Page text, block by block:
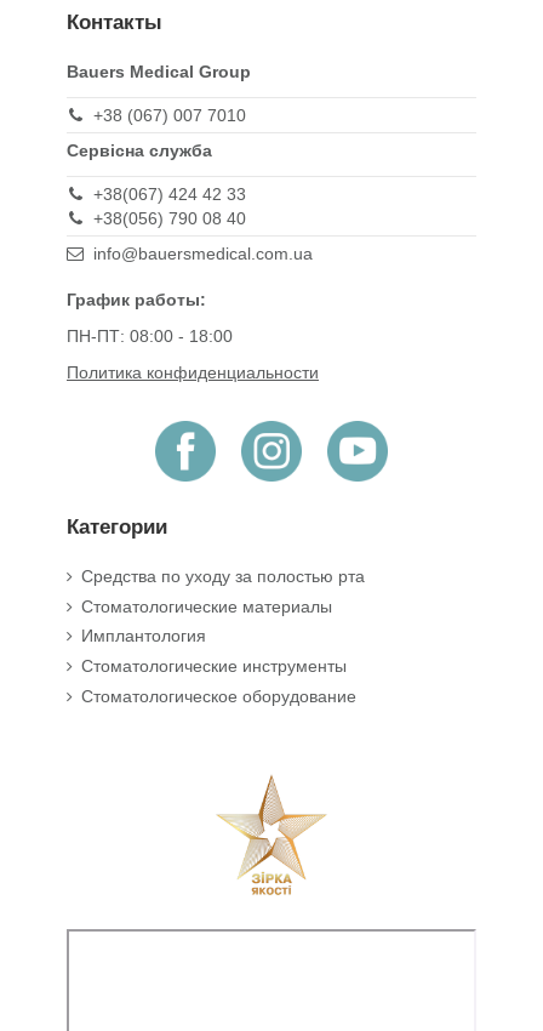
Контакты
Bauers Medical Group
+38 (067) 007 7010
Сервісна служба
+38(067) 424 42 33
+38(056) 790 08 40
info@bauersmedical.com.ua
График работы:
ПН-ПТ: 08:00 - 18:00
Политика конфиденциальности
Категории
Средства по уходу за полостью рта
Стоматологические материалы
Имплантология
Стоматологические инструменты
Стоматологическое оборудование